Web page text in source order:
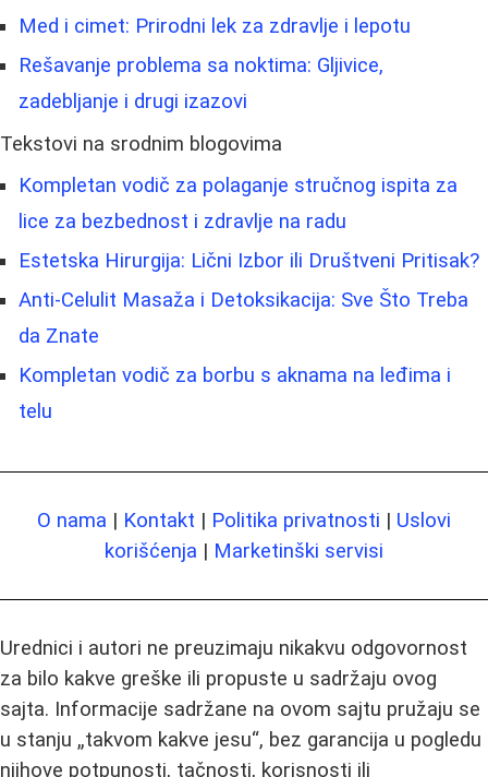
Med i cimet: Prirodni lek za zdravlje i lepotu
Rešavanje problema sa noktima: Gljivice,
zadebljanje i drugi izazovi
Tekstovi na srodnim blogovima
Kompletan vodič za polaganje stručnog ispita za
lice za bezbednost i zdravlje na radu
Estetska Hirurgija: Lični Izbor ili Društveni Pritisak?
Anti-Celulit Masaža i Detoksikacija: Sve Što Treba
da Znate
Kompletan vodič za borbu s aknama na leđima i
telu
O nama | Kontakt | Politika privatnosti | Uslovi
korišćenja | Marketinški servisi
Urednici i autori ne preuzimaju nikakvu odgovornost
za bilo kakve greške ili propuste u sadržaju ovog
sajta. Informacije sadržane na ovom sajtu pružaju se
u stanju „takvom kakve jesu“, bez garancija u pogledu
njihove potpunosti, tačnosti, korisnosti ili